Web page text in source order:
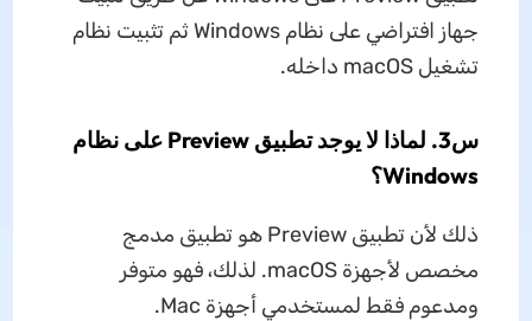
جهاز افتراضي على نظام Windows ثم تثبيت نظام
تشغيل macOS داخله.
س3. لماذا لا يوجد تطبيق Preview على نظام
Windows؟
ذلك لأن تطبيق Preview هو تطبيق مدمج
مخصص لأجهزة macOS. لذلك، فهو متوفر
ومدعوم فقط لمستخدمي أجهزة Mac.